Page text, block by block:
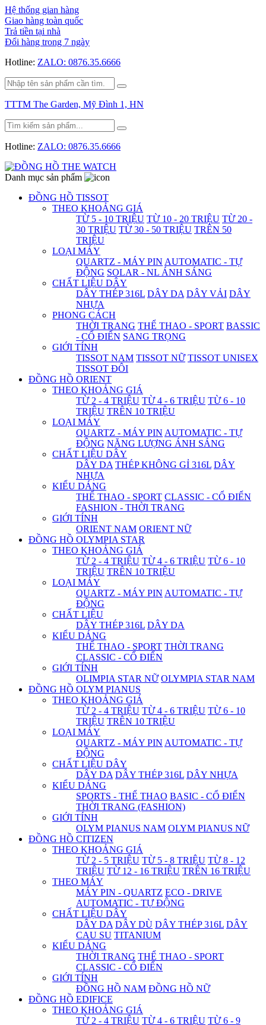
Hệ thống gian hàng
Giao hàng toàn quốc
Trả tiền tại nhà
Đổi hàng trong 7 ngày
Hotline: ZALO: 0876.35.6666
TTTM The Garden, Mỹ Đình 1, HN
Hotline: ZALO: 0876.35.6666
Danh mục sản phẩm
ĐỒNG HỒ TISSOT
THEO KHOẢNG GIÁ
TỪ 5 - 10 TRIỆU TỪ 10 - 20 TRIỆU TỪ 20 -
30 TRIỆU TỪ 30 - 50 TRIỆU TRÊN 50
TRIỆU
LOẠI MÁY
QUARTZ - MÁY PIN AUTOMATIC - TỰ
ĐỘNG SOLAR - NL ÁNH SÁNG
CHẤT LIỆU DÂY
DÂY THÉP 316L DÂY DA DÂY VẢI DÂY
NHỰA
PHONG CÁCH
THỜI TRANG THỂ THAO - SPORT BASSIC
- CỔ ĐIỂN SANG TRỌNG
GIỚI TÍNH
TISSOT NAM TISSOT NỮ TISSOT UNISEX
TISSOT ĐÔI
ĐỒNG HỒ ORIENT
THEO KHOẢNG GIÁ
TỪ 2 - 4 TRIỆU TỪ 4 - 6 TRIỆU TỪ 6 - 10
TRIỆU TRÊN 10 TRIỆU
LOẠI MÁY
QUARTZ - MÁY PIN AUTOMATIC - TỰ
ĐỘNG NĂNG LƯỢNG ÁNH SÁNG
CHẤT LIỆU DÂY
DÂY DA THÉP KHÔNG GỈ 316L DÂY
NHỰA
KIỂU DÁNG
THỂ THAO - SPORT CLASSIC - CỔ ĐIỂN
FASHION - THỜI TRANG
GIỚI TÍNH
ORIENT NAM ORIENT NỮ
ĐỒNG HỒ OLYMPIA STAR
THEO KHOẢNG GIÁ
TỪ 2 - 4 TRIỆU TỪ 4 - 6 TRIỆU TỪ 6 - 10
TRIỆU TRÊN 10 TRIỆU
LOẠI MÁY
QUARTZ - MÁY PIN AUTOMATIC - TỰ
ĐỘNG
CHẤT LIỆU
DÂY THÉP 316L DÂY DA
KIỂU DÁNG
THỂ THAO - SPORT THỜI TRANG
CLASSIC - CỔ ĐIỂN
GIỚI TÍNH
OLIMPIA STAR NỮ OLYMPIA STAR NAM
ĐỒNG HỒ OLYM PIANUS
THEO KHOẢNG GIÁ
TỪ 2 - 4 TRIỆU TỪ 4 - 6 TRIỆU TỪ 6 - 10
TRIỆU TRÊN 10 TRIỆU
LOẠI MÁY
QUARTZ - MÁY PIN AUTOMATIC - TỰ
ĐỘNG
CHẤT LIỆU DÂY
DÂY DA DÂY THÉP 316L DÂY NHỰA
KIỂU DÁNG
SPORTS - THỂ THAO BASIC - CỔ ĐIỂN
THỜI TRANG (FASHION)
GIỚI TÍNH
OLYM PIANUS NAM OLYM PIANUS NỮ
ĐỒNG HỒ CITIZEN
THEO KHOẢNG GIÁ
TỪ 2 - 5 TRIỆU TỪ 5 - 8 TRIỆU TỪ 8 - 12
TRIỆU TỪ 12 - 16 TRIỆU TRÊN 16 TRIỆU
THEO MÁY
MÁY PIN - QUARTZ ECO - DRIVE
AUTOMATIC - TỰ ĐỘNG
CHẤT LIỆU DÂY
DÂY DA DÂY DÙ DÂY THÉP 316L DÂY
CAU SU TITANIUM
KIỂU DÁNG
THỜI TRANG THỂ THAO - SPORT
CLASSIC - CỔ ĐIỂN
GIỚI TÍNH
ĐỒNG HỒ NAM ĐỒNG HỒ NỮ
ĐỒNG HỒ EDIFICE
THEO KHOẢNG GIÁ
TỪ 2 - 4 TRIỆU TỪ 4 - 6 TRIỆU TỪ 6 - 9